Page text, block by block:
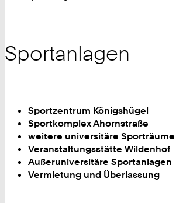
Sportanlagen
Sportzentrum Königshügel
Sportkomplex Ahornstraße
weitere universitäre Sporträume
Veranstaltungsstätte Wildenhof
Außeruniversitäre Sportanlagen
Vermietung und Überlassung